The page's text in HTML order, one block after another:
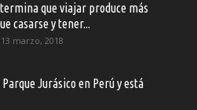
que viajar produce más
casarse y tener...
13 marzo, 2018
Parque Jurásico en Perú y está